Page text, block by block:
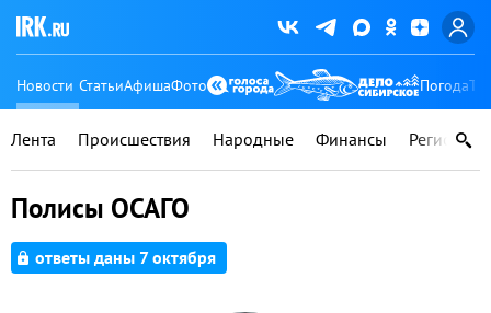
Новости СтатьиАфишаФото Погода
Лента Происшествия Народные Финансы Регионы
Полисы ОСАГО
ответы даны 7 октября